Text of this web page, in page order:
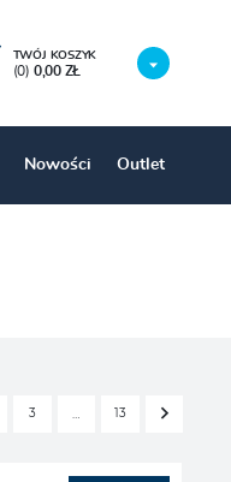
TWÓJ KOSZYK
(0) 0,00 ZŁ
Nowości Outlet
3 … 13